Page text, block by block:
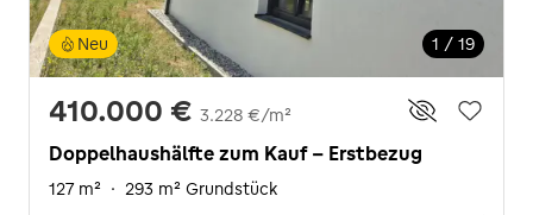
1 / 19
Neu
410.000 € 3.228 €/m²
Doppelhaushälfte zum Kauf - Erstbezug
127 m² · 293 m² Grundstück